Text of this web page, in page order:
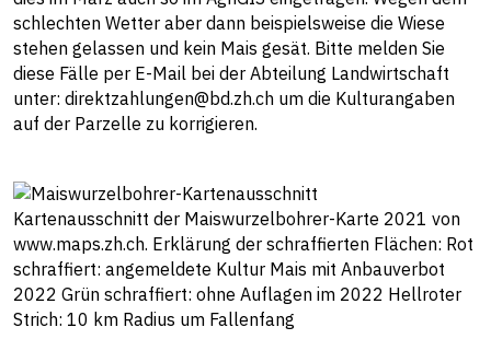
schlechten Wetter aber dann beispielsweise die Wiese
stehen gelassen und kein Mais gesät. Bitte melden Sie
diese Fälle per E-Mail bei der Abteilung Landwirtschaft
unter: direktzahlungen@bd.zh.ch um die Kulturangaben
auf der Parzelle zu korrigieren.
Kartenausschnitt der Maiswurzelbohrer-Karte 2021 von
www.maps.zh.ch. Erklärung der schraffierten Flächen: Rot
schraffiert: angemeldete Kultur Mais mit Anbauverbot
2022 Grün schraffiert: ohne Auflagen im 2022 Hellroter
Strich: 10 km Radius um Fallenfang